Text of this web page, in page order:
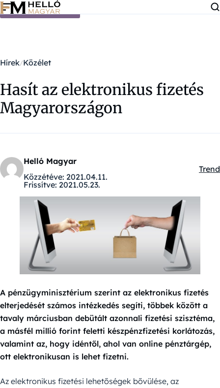
Ugrás a tartalomra
Hírek Közélet
Hasít az elektronikus fizetés
Magyarországon
Helló Magyar
Közzétéve: 2021.04.11.
Frissítve: 2021.05.23.
Trend
A pénzügyminisztérium szerint az elektronikus fizetés
elterjedését számos intézkedés segíti, többek között a
tavaly márciusban debütált azonnali fizetési szisztéma,
a másfél millió forint feletti készpénzfizetési korlátozás,
valamint az, hogy idéntől, ahol van online pénztárgép,
ott elektronikusan is lehet fizetni.
Az elektronikus fizetési lehetőségek bővülése, az